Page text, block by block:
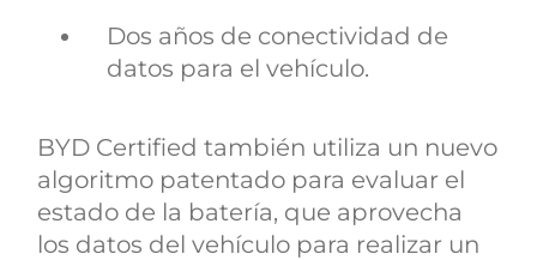
Dos años de conectividad de
datos para el vehículo.
BYD Certified también utiliza un nuevo
algoritmo patentado para evaluar el
estado de la batería, que aprovecha
los datos del vehículo para realizar un